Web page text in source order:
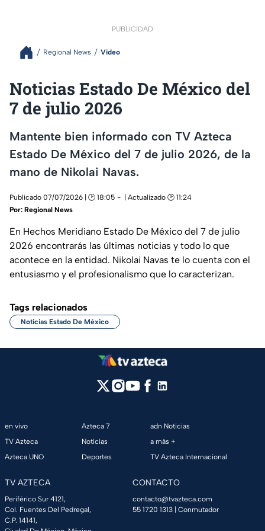
PUBLICIDAD
Regional News Video
Noticias Estado De México del
7 de julio 2026
Mantente bien informado con TV Azteca
Estado De México del 7 de julio 2026, de la
mano de Nikolai Navas.
Publicado 07/07/2026 | 🕑 18:05
| Actualizado 🕑 11:24
Por: Regional News
En Hechos Meridiano Estado De México del 7 de julio
2026 encontrarás las últimas noticias y todo lo que
acontece en la entidad. Nikolai Navas te lo cuenta con el
entusiasmo y el profesionalismo que lo caracterizan.
Tags relacionados
Noticias Estado De México
en vivo
TV Azteca
Azteca UNO
Azteca 7
Noticias
Deportes
adn Noticias
a más +
TV Azteca Internacional
TV AZTECA
Periférico Sur 4121,
Col. Fuentes Del Pedregal,
C.P. 14141,
CONTACTO
contacto@tvazteca.com
55 1720 1313 | Conmutador